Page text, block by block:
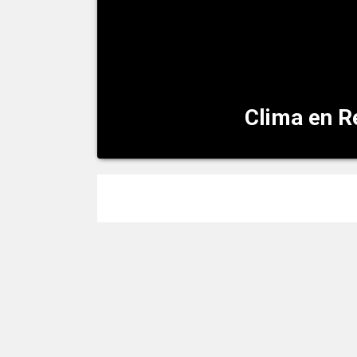
Clima en